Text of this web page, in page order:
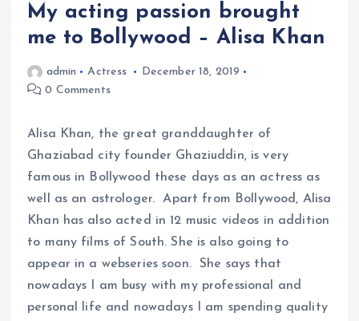
My acting passion brought
me to Bollywood – Alisa Khan
admin Actress
December 18, 2019
0 Comments
Alisa Khan, the great granddaughter of
Ghaziabad city founder Ghaziuddin, is very
famous in Bollywood these days as an actress as
well as an astrologer. Apart from Bollywood, Alisa
Khan has also acted in 12 music videos in addition
to many films of South. She is also going to
appear in a webseries soon. She says that
nowadays I am busy with my professional and
personal life and nowadays I am spending quality